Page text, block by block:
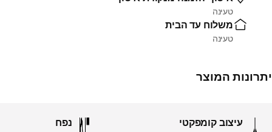
טעינה
משלוח עד הבית
טעינה
יתרונות המוצר
עיצוב קומפקטי נפח